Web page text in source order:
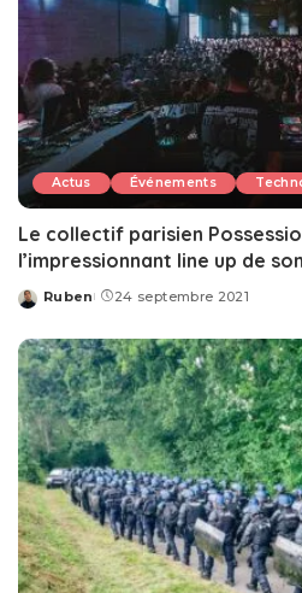
Actus Événements
Le collectif parisien
l’impressionnant line up de
Posted
Ruben 24 septembre 2021